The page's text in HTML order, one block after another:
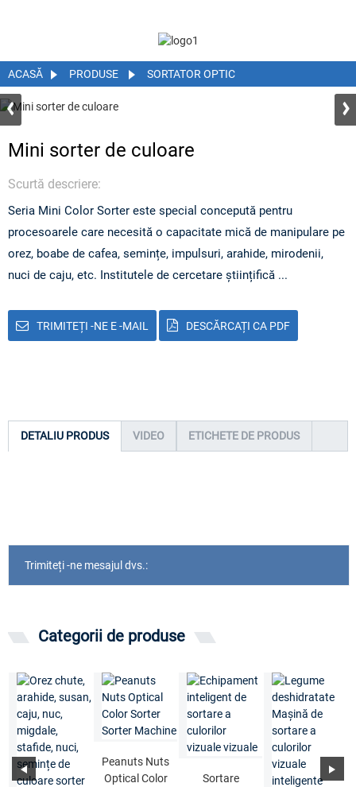
ACASĂ PRODUSE SORTATOR OPTIC
Mini sorter de culoare
Scurtă descriere:
Seria Mini Color Sorter este special concepută pentru
procesoarele care necesită o capacitate mică de manipulare pe
orez, boabe de cafea, semințe, impulsuri, arahide, mirodenii,
nuci de caju, etc. Institutele de cercetare științifică ...
TRIMITEȚI -NE E -MAIL DESCĂRCAȚI CA PDF
DETALIU PRODUS VIDEO ETICHETE DE PRODUS
Trimiteți -ne mesajul dvs.:
Categorii de produse
Peanuts Nuts
Optical Color
Sortare